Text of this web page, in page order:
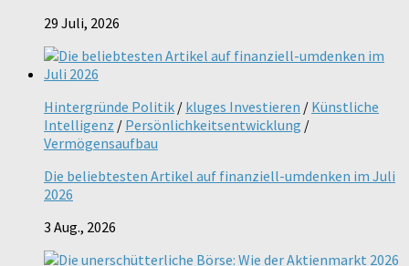
29 Juli, 2026
Hintergründe Politik / kluges Investieren / Künstliche
Intelligenz / Persönlichkeitsentwicklung /
Vermögensaufbau
Die beliebtesten Artikel auf finanziell-umdenken im Juli
2026
3 Aug., 2026